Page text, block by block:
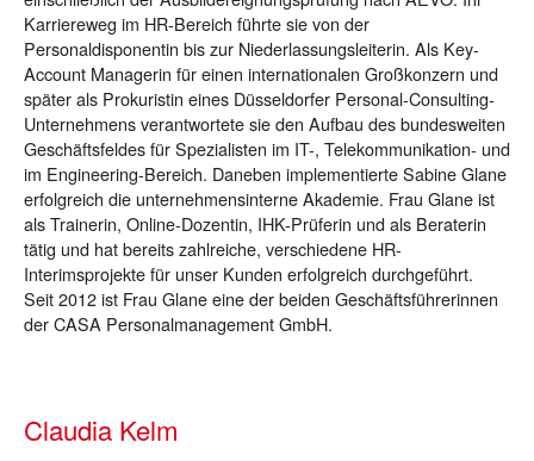
Karriereweg im HR-Bereich führte sie von der
Personaldisponentin bis zur Niederlassungsleiterin. Als Key-
Account Managerin für einen internationalen Großkonzern und
später als Prokuristin eines Düsseldorfer Personal-Consulting-
Unternehmens verantwortete sie den Aufbau des bundesweiten
Geschäftsfeldes für Spezialisten im IT-, Telekommunikation- und
im Engineering-Bereich. Daneben implementierte Sabine Glane
erfolgreich die unternehmensinterne Akademie. Frau Glane ist
als Trainerin, Online-Dozentin, IHK-Prüferin und als Beraterin
tätig und hat bereits zahlreiche, verschiedene HR-
Interimsprojekte für unser Kunden erfolgreich durchgeführt.
Seit 2012 ist Frau Glane eine der beiden Geschäftsführerinnen
der CASA Personalmanagement GmbH.
Claudia Kelm